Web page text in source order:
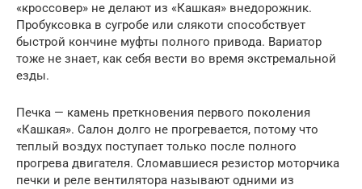
«кроссовер» не делают из «Кашкая» внедорожник.
Пробуксовка в сугробе или слякоти способствует
быстрой кончине муфты полного привода. Вариатор
тоже не знает, как себя вести во время экстремальной
езды.
Печка — камень преткновения первого поколения
«Кашкая». Салон долго не прогревается, потому что
теплый воздух поступает только после полного
прогрева двигателя. Сломавшиеся резистор моторчика
печки и реле вентилятора называют одними из